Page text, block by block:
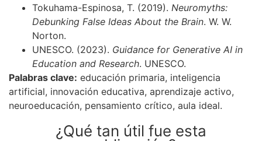
Tokuhama-Espinosa, T. (2019). Neuromyths:
Debunking False Ideas About the Brain. W. W.
Norton.
UNESCO. (2023). Guidance for Generative AI in
Education and Research. UNESCO.
Palabras clave: educación primaria, inteligencia
artificial, innovación educativa, aprendizaje activo,
neuroeducación, pensamiento crítico, aula ideal.
¿Qué tan útil fue esta